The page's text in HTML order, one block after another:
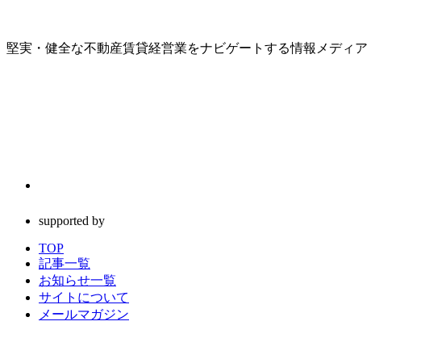
堅実・健全な不動産賃貸経営業をナビゲートする情報メディア
supported by
TOP
記事一覧
お知らせ一覧
サイトについて
メールマガジン